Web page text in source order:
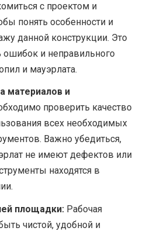
с проектом и
понять особенности и
данной конструкции. Это
ошибок и неправильного
и мауэрлата.
материалов и
проверить качество
всех необходимых
Важно убедиться,
не имеют дефектов или
находятся в
площадки: Рабочая
чистой, удобной и